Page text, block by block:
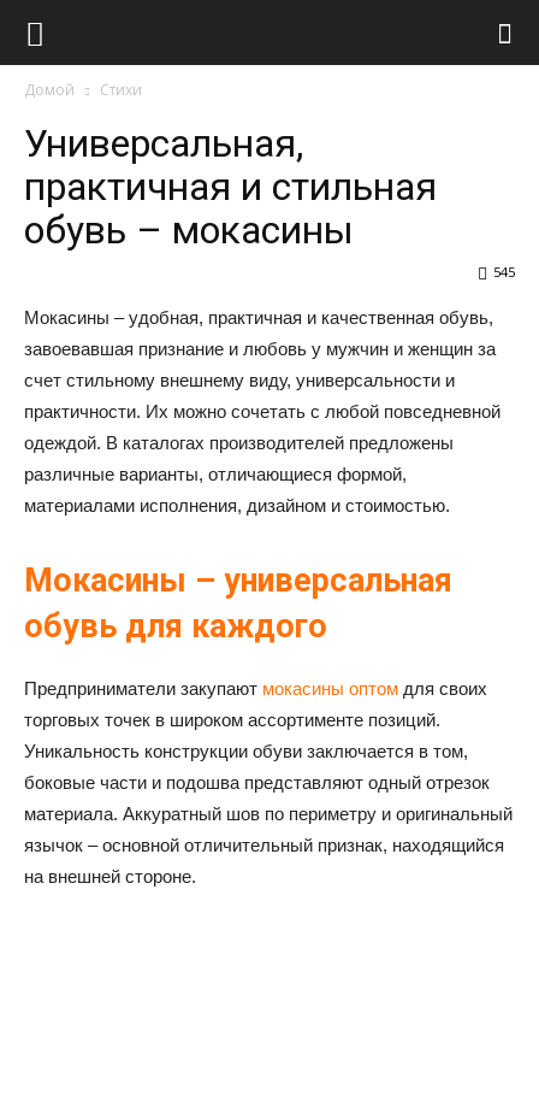
Домой Стихи
Универсальная,
практичная и стильная
обувь – мокасины
545
Мокасины – удобная, практичная и качественная обувь,
завоевавшая признание и любовь у мужчин и женщин за
счет стильному внешнему виду, универсальности и
практичности. Их можно сочетать с любой повседневной
одеждой. В каталогах производителей предложены
различные варианты, отличающиеся формой,
материалами исполнения, дизайном и стоимостью.
Мокасины – универсальная
обувь для каждого
Предприниматели закупают мокасины оптом для своих
торговых точек в широком ассортименте позиций.
Уникальность конструкции обуви заключается в том,
боковые части и подошва представляют одный отрезок
материала. Аккуратный шов по периметру и оригинальный
язычок – основной отличительный признак, находящийся
на внешней стороне.